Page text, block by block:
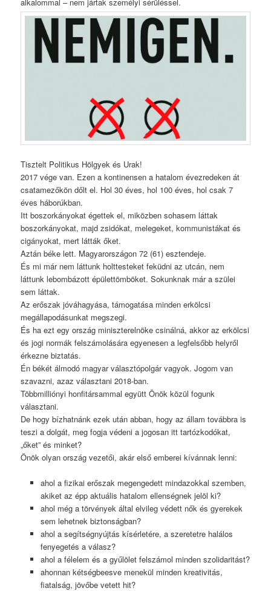
Tisztelt Politikus Hölgyek és Urak!
2017 vége van. Ezen a kontinensen a hatalom évezredeken át
csatamezőkön dőlt el. Hol 30 éves, hol 100 éves, hol csak 7
éves háborúkban.
Itt boszorkányokat égettek el, miközben sohasem láttak
boszorkányokat, majd zsidókat, melegeket, kommunistákat és
cigányokat, mert látták őket.
Aztán béke lett. Magyarországon 72 (61) esztendeje.
És mi már nem láttunk holttesteket feküdni az utcán, nem
láttunk lebombázott épülettömböket. Sokunknak már a szülei
sem láttak.
Az erőszak jóváhagyása, támogatása minden erkölcsi
megállapodásunkat megszegi.
És ha ezt egy ország miniszterelnöke csinálná, akkor az erkölcsi
és jogi normák felszámolására egyenesen a legfelsőbb helyről
érkezne biztatás.
Én békét álmodó magyar választópolgár vagyok. Jogom van
szavazni, azaz választani 2018-ban.
Többmilliónyi honfitársammal együtt Önök közül fogunk
választani.
De hogy bízhatnánk ezek után abban, hogy az állam továbbra is
teszi a dolgát, meg fogja védeni a jogosan itt tartózkodókat,
„őket” és minket?
Önök olyan ország vezetői, akár első emberei kívánnak lenni:
ahol a fizikai erőszak megengedett mindazokkal szemben,
akiket az épp aktuális hatalom ellenségnek jelöl ki?
ahol még a törvények által elvileg védett nők és gyerekek
sem lehetnek biztonságban?
ahol a segítségnyújtás kísérletére, a szeretetre halálos
fenyegetés a válasz?
ahol a félelem és a gyűlölet felszámol minden szolidaritást?
ahonnan kétségbeesve menekül minden kreativitás,
fiatalság, jövőbe vetett hit?